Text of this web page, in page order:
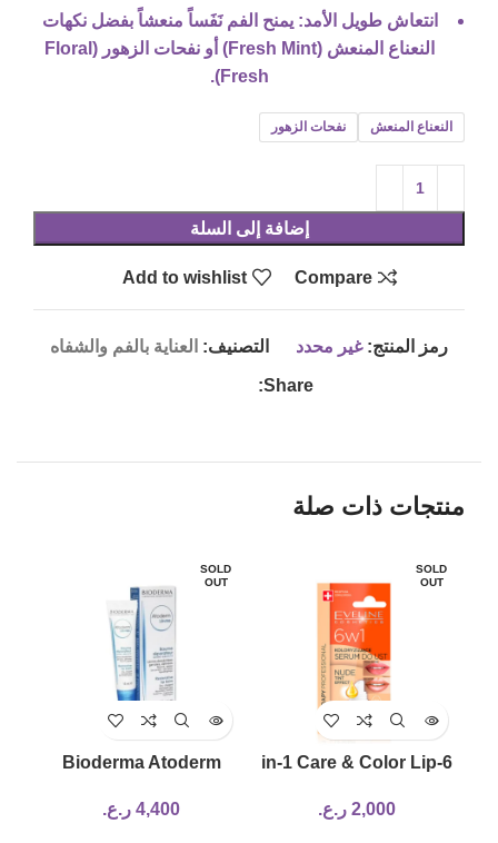
انتعاش طويل الأمد: يمنح الفم نَفَساً منعشاً بفضل نكهات
النعناع المنعش (Fresh Mint) أو نفحات الزهور (Floral
Fresh).
النعناع المنعش نفحات الزهور
إضافة إلى السلة
Compare
Add to wishlist
رمز المنتج:غير محدد التصنيف: العناية بالفم والشفاه
Share:
منتجات ذات صلة
SOLD
OUT
6-in-1 Care & Color Lip
Nude
2,000 ر.ع.
SOLD
OUT
Bioderma Atoderm
4,400 ر.ع.